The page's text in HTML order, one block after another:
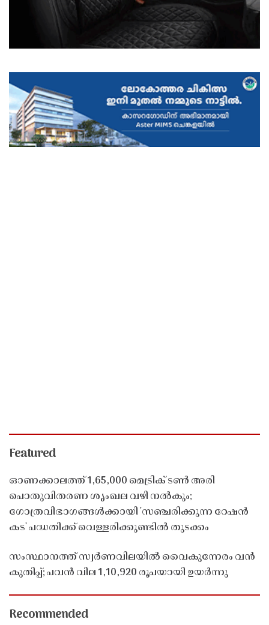
Featured
ഓണക്കാലത്ത് 1,65,000 മെട്രിക് ടൺ അരി
പൊതുവിതരണ ശൃംഖല വഴി നൽകും;
ഗോത്രവിഭാഗങ്ങൾക്കായി 'സഞ്ചരിക്കുന്ന റേഷൻ
കട' പദ്ധതിക്ക് വെള്ളരിക്കുണ്ടിൽ തുടക്കം
സംസ്ഥാനത്ത് സ്വർണവിലയിൽ വൈകുന്നേരം വൻ
കുതിപ്പ്; പവൻ വില 1,10,920 രൂപയായി ഉയർന്നു
Recommended